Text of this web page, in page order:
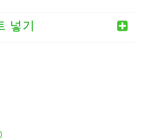
넣기